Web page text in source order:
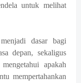
untuk melihat
dasar bagi
depan, sekaligus
apakah
mempertahankan